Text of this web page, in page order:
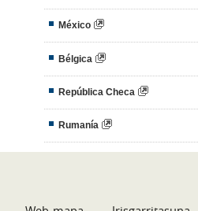
México
Bélgica
República Checa
Rumanía